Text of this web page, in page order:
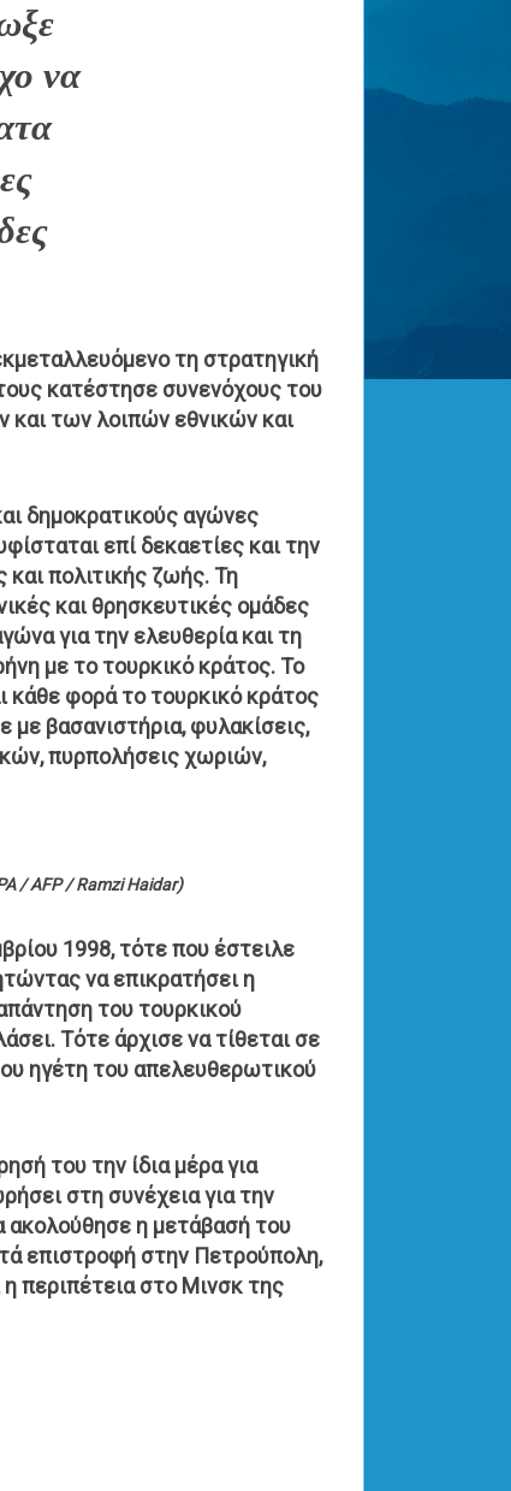
να
τη στρατηγική
κατέστησε συνενόχους του
και των λοιπών εθνικών και
δημοκρατικούς αγώνες
επί δεκαετίες και την
και πολιτικής ζωής. Τη
και θρησκευτικές ομάδες
για την ελευθερία και τη
με το τουρκικό κράτος. Το
κάθε φορά το τουρκικό κράτος
με βασανιστήρια, φυλακίσεις,
πυρπολήσεις χωριών,
/ AFP / Ramzi Haidar)
1998, τότε που έστειλε
να επικρατήσει η
του τουρκικού
Τότε άρχισε να τίθεται σε
ηγέτη του απελευθερωτικού
του την ίδια μέρα για
στη συνέχεια για την
ακολούθησε η μετάβασή του
επιστροφή στην Πετρούπολη,
περιπέτεια στο Μινσκ της